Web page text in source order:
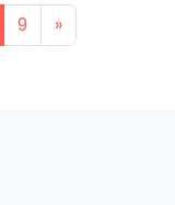
9 »Next